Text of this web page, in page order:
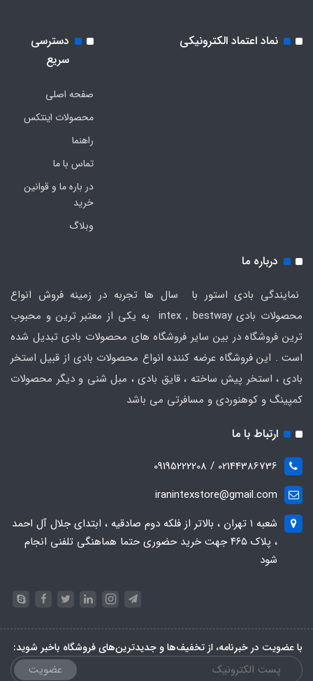
نماد اعتماد الکترونیکی
دسترسی
سریع
صفحه اصلی
محصولات اینتکس
راهنما
تماس با ما
در باره ما و قوانین
خرید
وبلاگ
درباره ما
نمایندگی بادی استور با سال ها تجربه در زمینه فروش انواع
محصولات بادی intex , bestway به یکی از معتبر ترین و محبوب
ترین فروشگاه در بین سایر فروشگاه های محصولات بادی تبدیل شده
است . این فروشگاه عرضه کننده انواع محصولات بادی از قبیل استخر
بادی ، استخر پیش ساخته ، قایق بادی ، مبل شنی و دیگر محصولات
کمپینگ و کوهنوردی و مسافرتی می باشد
ارتباط با ما
02144386736 / 09195222208
iranintexstore@gmail.com
شعبه ۱ تهران ، بالاتر از فلکه دوم صادقیه ، ابتدای جلال آل احمد
، پلاک ۴۶۵ جهت خرید حضوری حتما هماهنگی تلفنی انجام
شود
با عضویت در خبرنامه، از تخفیف‌ها و جدیدترین‌های فروشگاه باخبر شوید:
عضویت